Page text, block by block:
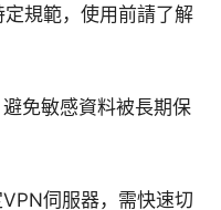
規範，使用前請了解
免敏感資料被長期保
伺服器，需快速切